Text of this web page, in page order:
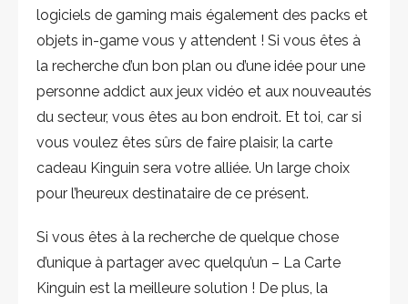
logiciels de gaming mais également des packs et
objets in-game vous y attendent ! Si vous êtes à
la recherche d’un bon plan ou d’une idée pour une
personne addict aux jeux vidéo et aux nouveautés
du secteur, vous êtes au bon endroit. Et toi, car si
vous voulez êtes sûrs de faire plaisir, la carte
cadeau Kinguin sera votre alliée. Un large choix
pour l’heureux destinataire de ce présent.
Si vous êtes à la recherche de quelque chose
d’unique à partager avec quelqu’un – La Carte
Kinguin est la meilleure solution ! De plus, la